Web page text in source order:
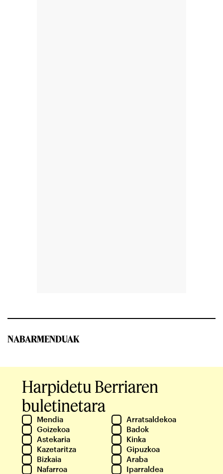
NABARMENDUAK
Harpidetu Berriaren
buletinetara
Mendia
Arratsaldekoa
Goizekoa
Badok
Astekaria
Kinka
Kazetaritza
Gipuzkoa
Bizkaia
Araba
Nafarroa
Iparraldea